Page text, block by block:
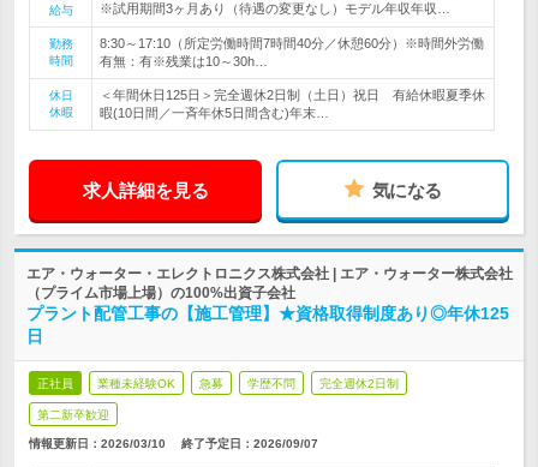
給与
※試用期間3ヶ月あり（待遇の変更なし）モデル年収年収…
勤務
時間
8:30～17:10（所定労働時間7時間40分／休憩60分）※時間外労働
有無：有※残業は10～30h…
休日
休暇
＜年間休日125日＞完全週休2日制（土日）祝日 有給休暇夏季休
暇(10日間／一斉年休5日間含む)年末…
求人詳細を見る 気になる
エア・ウォーター・エレクトロニクス株式会社 | エア・ウォーター株式会社
（プライム市場上場）の100%出資子会社
プラント配管工事の【施工管理】★資格取得制度あり◎年休125
日
正社員 業種未経験OK 急募 学歴不問 完全週休2日制
第二新卒歓迎
情報更新日：2026/03/10 終了予定日： 2026/09/07